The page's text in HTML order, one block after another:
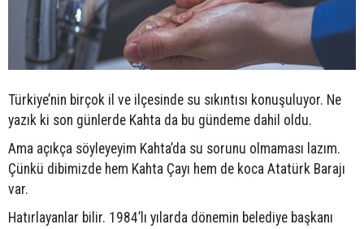
Türkiye’nin birçok il ve ilçesinde su sıkıntısı konuşuluyor. Ne
yazık ki son günlerde Kahta da bu gündeme dahil oldu.
Ama açıkça söyleyeyim Kahta’da su sorunu olmaması lazım.
Çünkü dibimizde hem Kahta Çayı hem de koca Atatürk Barajı
var.
Hatırlayanlar bilir. 1984’lı yılarda dönemin belediye başkanı